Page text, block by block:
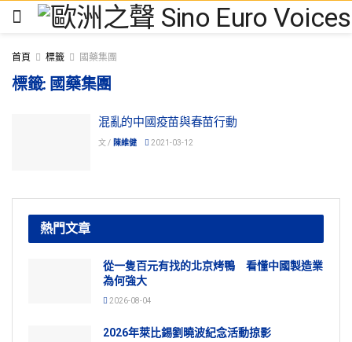
首頁 標籤 國藥集團
標籤: 國藥集團
混亂的中國疫苗與春苗行動
文 / 陳維健 2021-03-12
熱門文章
從一隻百元有找的北京烤鴨 看懂中國製造業
為何強大
2026-08-04
2026年萊比錫劉曉波紀念活動掠影